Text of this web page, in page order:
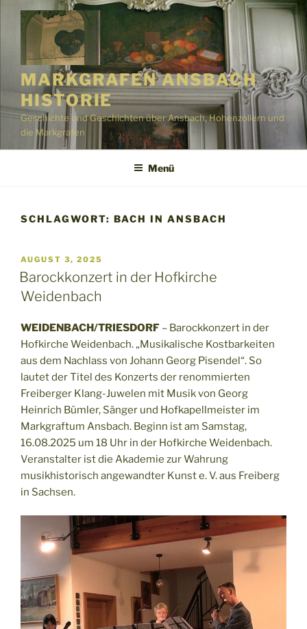
Zum
Inhalt
springen
MARKGRAFEN ANSBACH
HISTORIE
Geschichte und Geschichten über Ansbach, Hohenzollern und
die Markgrafen
Menü
SCHLAGWORT: BACH IN ANSBACH
VERÖFFENTLICHT
AM
AUGUST 3, 2025
Barockkonzert in der Hofkirche
Weidenbach
WEIDENBACH/TRIESDORF – Barockkonzert in der
Hofkirche Weidenbach. „Musikalische Kostbarkeiten
aus dem Nachlass von Johann Georg Pisendel“. So
lautet der Titel des Konzerts der renommierten
Freiberger Klang-Juwelen mit Musik von Georg
Heinrich Bümler, Sänger und Hofkapellmeister im
Markgraftum Ansbach. Beginn ist am Samstag,
16.08.2025 um 18 Uhr in der Hofkirche Weidenbach.
Veranstalter ist die Akademie zur Wahrung
musikhistorisch angewandter Kunst e. V. aus Freiberg
in Sachsen.